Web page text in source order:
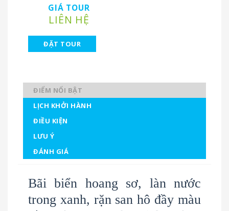
GIÁ TOUR
LIÊN HỆ
ĐẶT TOUR
ĐIỂM NỔI BẬT
LỊCH KHỞI HÀNH
ĐIỀU KIỆN
LƯU Ý
ĐÁNH GIÁ
Bãi biển hoang sơ, làn nước
trong xanh, rặn san hô đầy màu